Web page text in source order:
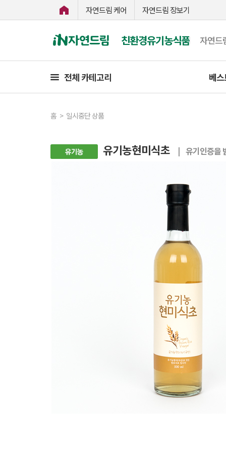
자연드림 케어 자연드림 장보기
친환경유기농식품 자연드
전체 카테고리 베
홈 > 일시중단 상품
유기농현미식초 | 유기인증을